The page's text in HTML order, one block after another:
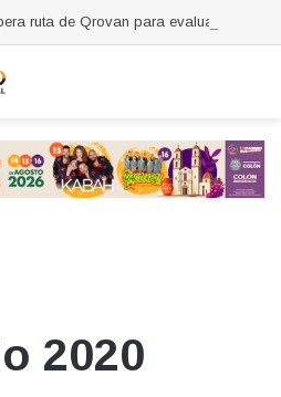
2020